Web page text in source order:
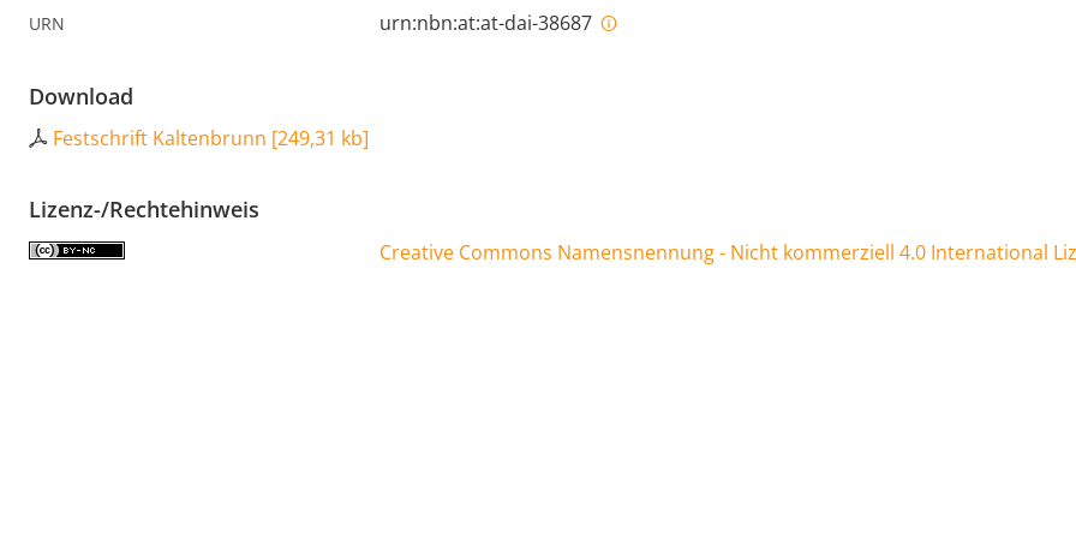
URN urn:nbn:at:at-dai-38687
Download
Festschrift Kaltenbrunn [249,31 kb]
Lizenz-/Rechtehinweis
Creative Commons Namensnennung - Nicht kommerziell 4.0 International